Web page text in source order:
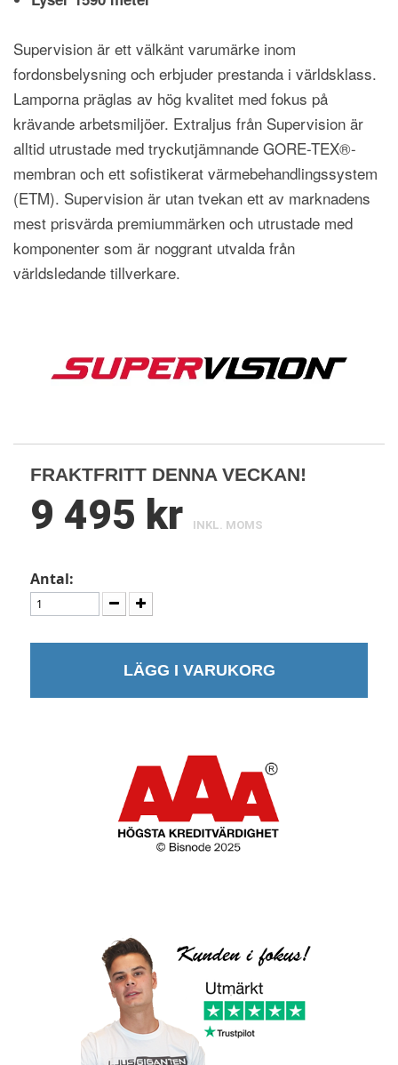
Supervision är ett välkänt varumärke inom
fordonsbelysning och erbjuder prestanda i världsklass.
Lamporna präglas av hög kvalitet med fokus på
krävande arbetsmiljöer. Extraljus från Supervision är
alltid utrustade med tryckutjämnande GORE-TEX®-
membran och ett sofistikerat värmebehandlingssystem
(ETM). Supervision är utan tvekan ett av marknadens
mest prisvärda premiummärken och utrustade med
komponenter som är noggrant utvalda från
världsledande tillverkare.
FRAKTFRITT DENNA VECKAN!
9 495 kr INKL. MOMS
Antal:
LÄGG I VARUKORG